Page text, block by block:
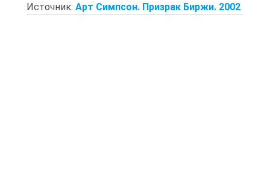
Источник: Арт Симпсон. Призрак Биржи. 2002